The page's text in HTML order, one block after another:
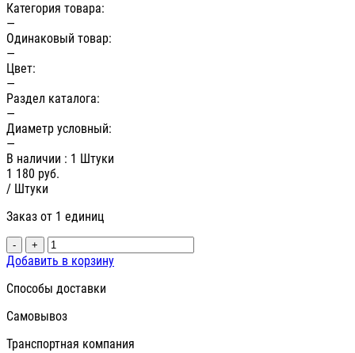
Категория товара:
—
Одинаковый товар:
—
Цвет:
—
Раздел каталога:
—
Диаметр условный:
—
В наличии : 1 Штуки
1 180 руб.
/ Штуки
Заказ от 1 единиц
- +
Добавить в корзину
Способы доставки
Самовывоз
Транспортная компания